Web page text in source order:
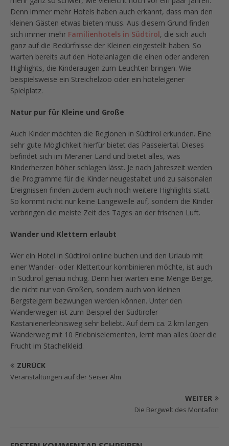
Denn immer mehr Hotels haben auch erkannt, dass man den
kleinen Gästen etwas bieten muss. Aus diesem Grund finden
sich immer mehr Familienhotels in Südtirol, die sich auch
ganz auf die Bedürfnisse der Kleinen eingestellt haben. So
warten bereits auf den Hotelanlagen die einen oder anderen
Highlights, die Kinderaugen zum Leuchten bringen. Wie
beispielsweise ein Streichelzoo oder ein hoteleigener
Spielplatz.
Natur pur für Kleine und Große
Auch Kinder möchten die Regionen in Südtirol erkunden. Eine
sehr gute Möglichkeit hierfür bietet das Passeiertal. Dieses
befindet sich im Meraner Land und bietet alles, was
Kinderherzen höher schlagen lässt. Je nach Jahreszeit werden
die Programme für die Kinder neugestaltet und zu saisonalen
Ereignissen finden zudem auch noch weitere Highlights statt.
So kommt nicht nur keine Langeweile auf, sondern die Kinder
verbringen die meiste Zeit des Tages an der frischen Luft.
Wander und Klettern erlaubt
Wer ein Hotel in Südtirol online buchen und den Urlaub mit
einer Wander- oder Klettertour kombinieren möchte, ist auch
in Südtirol genau richtig. Denn hier warten eine Menge Berge,
die nicht nur von Großen, sondern auch von kleinen
Bergsteigern bezwungen werden können. Unter den
Wanderwegen ist zum Beispiel der Südtiroler
Kastanienerlebnisweg sehr beliebt. Auf dem ca. 2 km langen
Wanderweg mit 10 Erlebniselementen, lernt man alles über die
Frucht im Stachelkleid.
ZURÜCK
Veranstaltungen auf der Seiser Alm
WEITER
Die Bergwelt des Montafon